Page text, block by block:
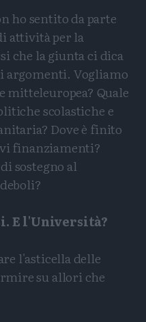
ho sentito da parte
attività per la
che la giunta ci dica
argomenti. Vogliamo
mitteleuropea? Quale
scolastiche e
Dove è finito
finanziamenti?
sostegno al
E l'Università?
l'asticella delle
su allori che